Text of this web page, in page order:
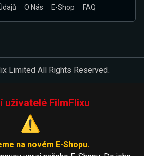
O Nás E-Shop FAQ
Limited All Rights Reserved.
uživatelé FilmFlixu
⚠️
na novém E-Shopu.